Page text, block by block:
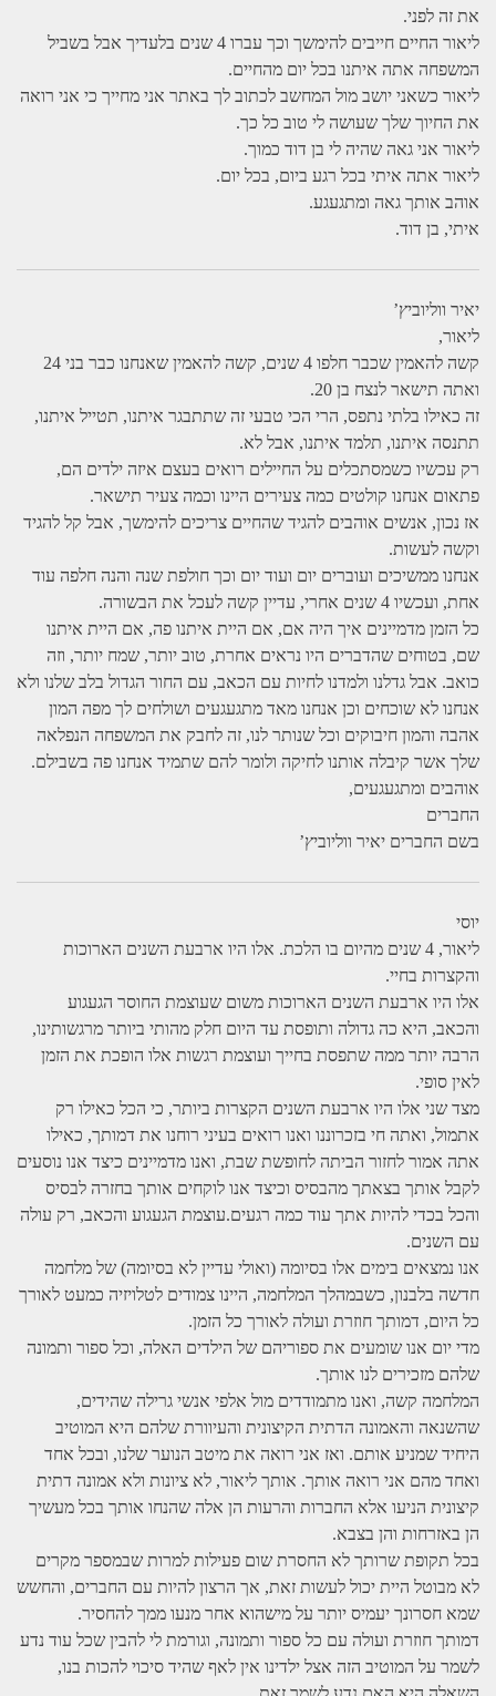
את זה לפני.
ליאור החיים חייבים להימשך וכך עברו 4 שנים בלעדיך אבל בשביל
המשפחה אתה איתנו בכל יום מהחיים.
ליאור כשאני יושב מול המחשב לכתוב לך באתר אני מחייך כי אני רואה
את החיוך שלך שעושה לי טוב כל כך.
ליאור אני גאה שהיה לי בן דוד כמוך.
ליאור אתה איתי בכל רגע ביום, בכל יום.
אוהב אותך גאה ומתגעגע.
איתי, בן דוד.
יאיר ווליוביץ’
ליאור,
קשה להאמין שכבר חלפו 4 שנים, קשה להאמין שאנחנו כבר בני 24
ואתה תישאר לנצח בן 20.
זה כאילו בלתי נתפס, הרי הכי טבעי זה שתתבגר איתנו, תטייל איתנו,
תתנסה איתנו, תלמד איתנו, אבל לא.
רק עכשיו כשמסתכלים על החיילים רואים בעצם איזה ילדים הם,
פתאום אנחנו קולטים כמה צעירים היינו וכמה צעיר תישאר.
אז נכון, אנשים אוהבים להגיד שהחיים צריכים להימשך, אבל קל להגיד
וקשה לעשות.
אנחנו ממשיכים ועוברים יום ועוד יום וכך חולפת שנה והנה חלפה עוד
אחת, ועכשיו 4 שנים אחרי, עדיין קשה לעכל את הבשורה.
כל הזמן מדמיינים איך היה אם, אם היית איתנו פה, אם היית איתנו
שם, בטוחים שהדברים היו נראים אחרת, טוב יותר, שמח יותר, וזה
כואב. אבל גדלנו ולמדנו לחיות עם הכאב, עם החור הגדול בלב שלנו ולא
אנחנו לא שוכחים וכן אנחנו מאד מתגעגעים ושולחים לך מפה המון
אהבה והמון חיבוקים וכל שנותר לנו, זה לחבק את המשפחה הנפלאה
שלך אשר קיבלה אותנו לחיקה ולומר להם שתמיד אנחנו פה בשבילם.
אוהבים ומתגעגעים,
החברים
בשם החברים יאיר ווליוביץ’
יוסי
ליאור, 4 שנים מהיום בו הלכת. אלו היו ארבעת השנים הארוכות
והקצרות בחיי.
אלו היו ארבעת השנים הארוכות משום שעוצמת החוסר הגעגוע
והכאב, היא כה גדולה ותופסת עד היום חלק מהותי ביותר מרגשותינו,
הרבה יותר ממה שתפסת בחייך ועוצמת רגשות אלו הופכת את הזמן
לאין סופי.
מצד שני אלו היו ארבעת השנים הקצרות ביותר, כי הכל כאילו רק
אתמול, ואתה חי בזכרוננו ואנו רואים בעיני רוחנו את דמותך, כאילו
אתה אמור לחזור הביתה לחופשת שבת, ואנו מדמיינים כיצד אנו נוסעים
לקבל אותך בצאתך מהבסיס וכיצד אנו לוקחים אותך בחזרה לבסיס
והכל בכדי להיות אתך עוד כמה רגעים.עוצמת הגעגוע והכאב, רק עולה
עם השנים.
אנו נמצאים בימים אלו בסיומה (ואולי עדיין לא בסיומה) של מלחמה
חדשה בלבנון, כשבמהלך המלחמה, היינו צמודים לטלויזיה כמעט לאורך
כל היום, דמותך חוזרת ועולה לאורך כל הזמן.
מדי יום אנו שומעים את ספוריהם של הילדים האלה, וכל ספור ותמונה
שלהם מזכירים לנו אותך.
המלחמה קשה, ואנו מתמודדים מול אלפי אנשי גרילה שהידים,
שהשנאה והאמונה הדתית הקיצונית והעיוורת שלהם היא המוטיב
היחיד שמניע אותם. ואז אני רואה את מיטב הנוער שלנו, ובכל אחד
ואחד מהם אני רואה אותך. אותך ליאור, לא ציונות ולא אמונה דתית
קיצונית הניעו אלא החברות והרעות הן אלה שהנחו אותך בכל מעשיך
הן באזרחות והן בצבא.
בכל תקופת שרותך לא החסרת שום פעילות למרות שבמספר מקרים
לא מבוטל היית יכול לעשות זאת, אך הרצון להיות עם החברים, והחשש
שמא חסרונך יעמיס יותר על מישהוא אחר מנעו ממך להחסיר.
דמותך חוזרת ועולה עם כל ספור ותמונה, וגורמת לי להבין שכל עוד נדע
לשמר על המוטיב הזה אצל ילדינו אין לאף שהיד סיכוי להכות בנו,